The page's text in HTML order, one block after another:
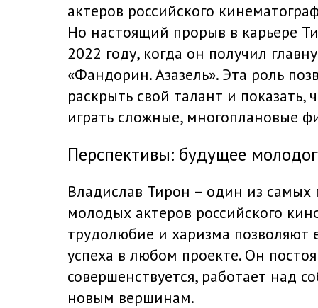
актеров российского
Но настоящий прорыв в карьере
2022 году, когда он получил
«Фандорин. Азазель». Эта роль
раскрыть свой талант и показать,
играть сложные, многоплановые
Перспективы: будущее
Владислав Тирон – один из самых
молодых актеров российского
трудолюбие и харизма позволяют
успеха в любом проекте. Он
совершенствуется, работает над
новым вершинам.